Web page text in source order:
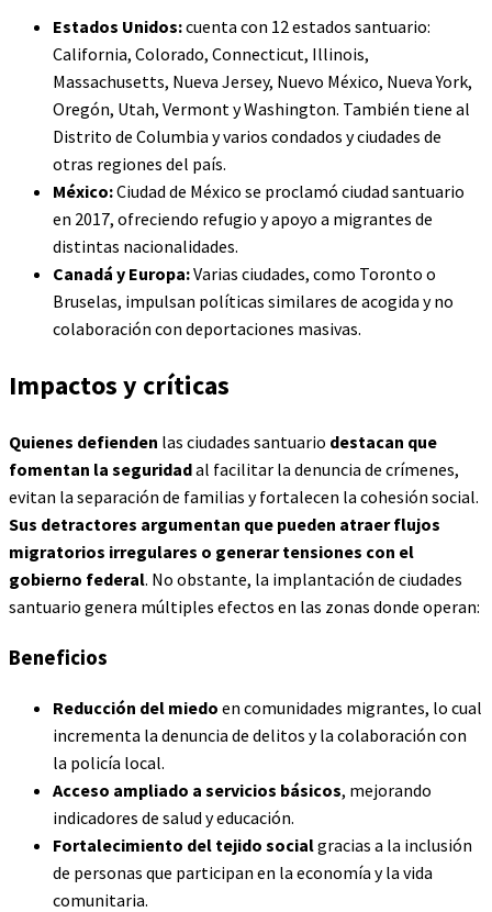
Estados Unidos:cuenta con 12 estados santuario:
California, Colorado, Connecticut, Illinois,
Massachusetts, Nueva Jersey, Nuevo México, Nueva York,
Oregón, Utah, Vermont y Washington. También tiene al
Distrito de Columbia y varios condados y ciudades de
otras regiones del país.
México:Ciudad de México se proclamó ciudad santuario
en 2017, ofreciendo refugio y apoyo a migrantes de
distintas nacionalidades.
Canadá y Europa:Varias ciudades, como Toronto o
Bruselas, impulsan políticas similares de acogida y no
colaboración con deportaciones masivas.
Impactos y críticas
Quienes defienden las ciudades santuario destacan que
fomentan la seguridadal facilitar la denuncia de crímenes,
evitan la separación de familias y fortalecen la cohesión social.
Sus detractores argumentan que pueden atraer flujos
migratorios irregulares o generar tensiones con el
gobierno federal. No obstante, la implantación de ciudades
santuario genera múltiples efectos en las zonas donde operan:
Beneficios
Reducción del miedo en comunidades migrantes, lo cual
incrementa la denuncia de delitos y la colaboración con
la policía local.
Acceso ampliado a servicios básicos, mejorando
indicadores de salud y educación.
Fortalecimiento del tejido socialgracias a la inclusión
de personas que participan en la economía y la vida
comunitaria.